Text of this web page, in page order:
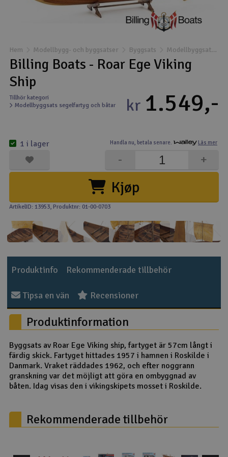
Drönare
Drönare för FPV
Flygplan
Kamerautrustning
Modellbygg- och byggsatser
Modelljärnväg
Motor & tillbehör
Radioutrustning
Raketer
Scooter & elfordon
Smarthem, lek och hobby
Solenergi
Presentkort
Hem Modellbygg- och byggsatser Byggsats Modellbyggsats segelfartyg och båtar
Billing Boats - Roar Ege Viking
Ship
Tillhör kategori
Modellbyggsats segelfartyg och båtar
Handla nu, betala senare. Läs mer
kr 1.549,-
Kjøp
+
-
1 i lager
ArtikelID: 13953, Produktnr: 01-00-0703
Produktinfo Rekommenderade tillbehör
Tipsa en vän Recensioner
Produktinformation
Byggsats av Roar Ege Viking ship, fartyget är 57cm långt i
färdig skick. Fartyget hittades 1957 i hamnen i Roskilde i
Danmark. Vraket räddades 1962, och efter noggrann
granskning var det möjligt att göra en ombyggnad av
båten. Idag visas den i vikingskipets mosset i Roskilde.
Rekommenderade tillbehör